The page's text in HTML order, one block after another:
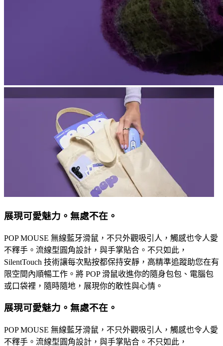
展現可愛魅力。無處不在。
POP MOUSE 無線藍牙滑鼠，不只外觀吸引人，觸感也令人愛
不釋手。流線型圓角設計，與手掌貼合。不只如此，
SilentTouch 技術讓每次點按都保持安靜，高精準追蹤助您在有
限空間內順暢工作。將 POP 滑鼠收進你的隨身包包、電腦包
或口袋裡，隨時隨地，展現你的敢性與心情。
展現可愛魅力。無處不在。
POP MOUSE 無線藍牙滑鼠，不只外觀吸引人，觸感也令人愛
不釋手。流線型圓角設計，與手掌貼合。不只如此，